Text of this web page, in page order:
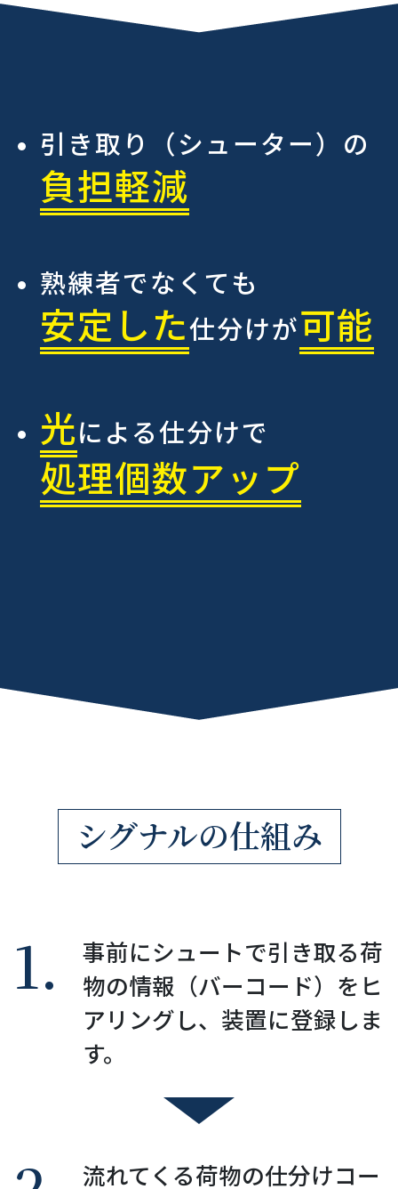
引き取り（シューター）の
負担軽減
熟練者でなくても
安定した仕分けが可能
光による仕分けで
処理個数アップ
シグナルの仕組み
1.
事前にシュートで引き取る荷
物の情報（バーコード）をヒ
アリングし、装置に登録しま
す。
流れてくる荷物の仕分けコー